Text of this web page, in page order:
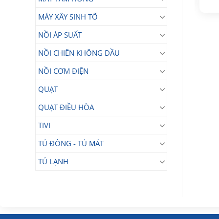
MÁY XÂY SINH TỐ
NỒI ÁP SUẤT
NỒI CHIÊN KHÔNG DẦU
NỒI CƠM ĐIỆN
QUẠT
QUẠT ĐIỀU HÒA
TIVI
TỦ ĐÔNG - TỦ MÁT
TỦ LẠNH
32.990.000₫.
tại
là: